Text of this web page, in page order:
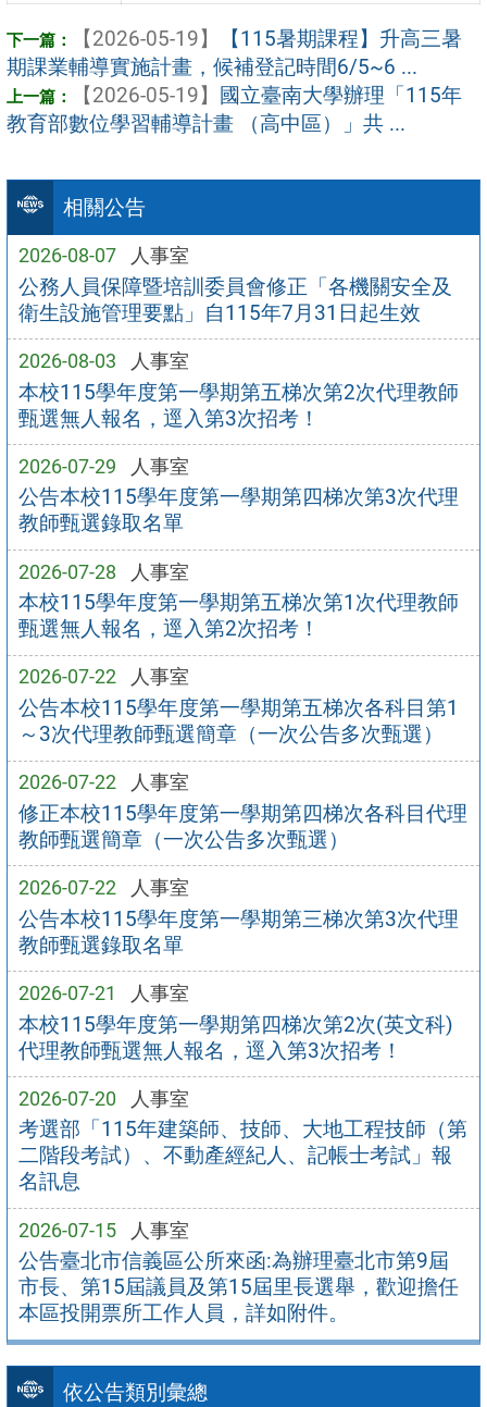
相關公告
2026-08-07 人事室
公務人員保障暨培訓委員會修正「各機關安全及
衛生設施管理要點」自115年7月31日起生效
2026-08-03 人事室
本校115學年度第一學期第五梯次第2次代理教師
甄選無人報名，逕入第3次招考！
2026-07-29 人事室
公告本校115學年度第一學期第四梯次第3次代理
教師甄選錄取名單
2026-07-28 人事室
本校115學年度第一學期第五梯次第1次代理教師
甄選無人報名，逕入第2次招考！
2026-07-22 人事室
公告本校115學年度第一學期第五梯次各科目第1
～3次代理教師甄選簡章（一次公告多次甄選）
2026-07-22 人事室
修正本校115學年度第一學期第四梯次各科目代理
教師甄選簡章（一次公告多次甄選）
2026-07-22 人事室
公告本校115學年度第一學期第三梯次第3次代理
教師甄選錄取名單
2026-07-21 人事室
本校115學年度第一學期第四梯次第2次(英文科)
代理教師甄選無人報名，逕入第3次招考！
2026-07-20 人事室
考選部「115年建築師、技師、大地工程技師（第
二階段考試）、不動產經紀人、記帳士考試」報
名訊息
2026-07-15 人事室
公告臺北市信義區公所來函:為辦理臺北市第9屆
市長、第15屆議員及第15屆里長選舉，歡迎擔任
本區投開票所工作人員，詳如附件。
依公告類別彙總
【2026-05-19】
【115暑期課程】升高三暑
期課業輔導實施計畫，候補登記時間6/5~6 ...
【2026-05-19】 國立臺南大學辦理「115年
教育部數位學習輔導計畫 （高中區）」共 ...